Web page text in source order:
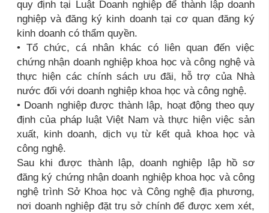
quy định tại Luật Doanh nghiệp để thành lập doanh
nghiệp và đăng ký kinh doanh tại cơ quan đăng ký
kinh doanh có thẩm quyền.
• Tổ chức, cá nhân khác có liên quan đến việc
chứng nhận doanh nghiệp khoa học và công nghệ và
thực hiện các chính sách ưu đãi, hỗ trợ của Nhà
nước đối với doanh nghiệp khoa học và công nghệ.
• Doanh nghiệp được thành lập, hoạt động theo quy
định của pháp luật Việt Nam và thực hiện việc sản
xuất, kinh doanh, dịch vụ từ kết quả khoa học và
công nghệ.
Sau khi được thành lập, doanh nghiệp lập hồ sơ
đăng ký chứng nhận doanh nghiệp khoa học và công
nghệ trình Sở Khoa học và Công nghệ địa phương,
nơi doanh nghiệp đặt trụ sở chính để được xem xét,